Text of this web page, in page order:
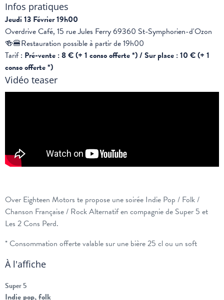
Infos pratiques
Jeudi 13 Février 19h00
Overdrive Café, 15 rue Jules Ferry 69360 St-Symphorien-d'Ozon
🍻🍔Restauration possible à partir de 19h00
Tarif : Pré-vente : 8 € (+ 1 conso offerte *) / Sur place : 10 € (+ 1
conso offerte *)
Vidéo teaser
Over Eighteen Motors te propose une soirée Indie Pop / Folk /
Chanson Française / Rock Alternatif en compagnie de Super 5 et
Les 2 Cons Perd.
* Consommation offerte valable sur une bière 25 cl ou un soft
À l'affiche
Super 5
Indie pop, folk